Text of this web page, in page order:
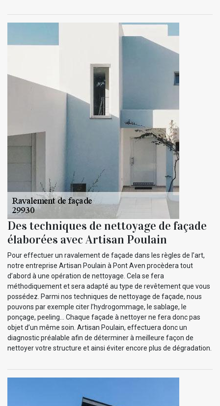
Des techniques de nettoyage de façade
élaborées avec Artisan Poulain
Pour effectuer un ravalement de façade dans les règles de l’art,
notre entreprise Artisan Poulain à Pont Aven procèdera tout
d’abord à une opération de nettoyage. Cela se fera
méthodiquement et sera adapté au type de revêtement que vous
possédez. Parmi nos techniques de nettoyage de façade, nous
pouvons par exemple citer l’hydrogommage, le sablage, le
ponçage, peeling… Chaque façade à nettoyer ne fera donc pas
objet d’un même soin. Artisan Poulain, effectuera donc un
diagnostic préalable afin de déterminer à meilleure façon de
nettoyer votre structure et ainsi éviter encore plus de dégradation.